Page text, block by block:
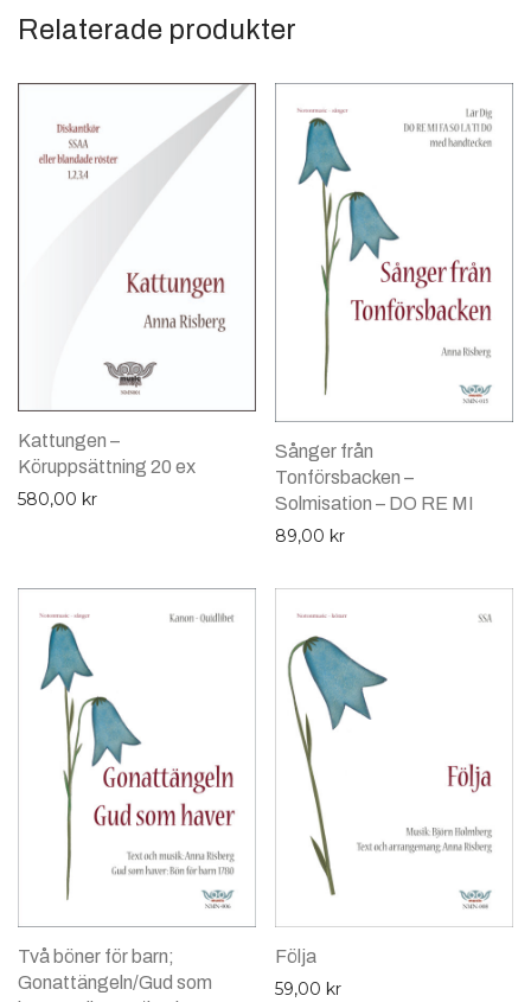
Relaterade produkter
Kattungen –
Köruppsättning 20 ex
580,00 kr
Sånger från
Tonförsbacken –
Solmisation – DO RE MI
89,00 kr
Två böner för barn;
Gonattängeln/Gud som
Följa
59,00 kr